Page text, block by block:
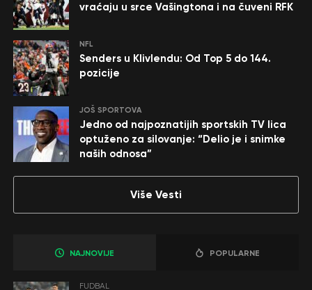
vraćaju u srce Vašingtona i na čuveni RFK
NFL
Senders u Klivlendu: Od Top 5 do 144.
pozicije
JOŠ SPORTOVA
Jedno od najpoznatijih sportskih TV lica
optuženo za silovanje: “Delio je i snimke
naših odnosa”
Više Vesti
NAJNOVIJE POPULARNE
FUDBAL